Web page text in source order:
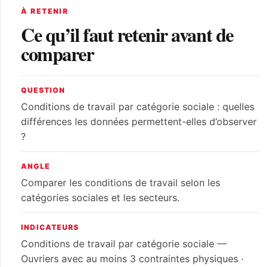
À RETENIR
Ce qu’il faut retenir avant de
comparer
QUESTION
Conditions de travail par catégorie sociale : quelles
différences les données permettent-elles d’observer
?
ANGLE
Comparer les conditions de travail selon les
catégories sociales et les secteurs.
INDICATEURS
Conditions de travail par catégorie sociale —
Ouvriers avec au moins 3 contraintes physiques ·